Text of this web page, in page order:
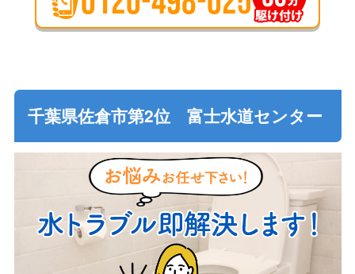
千葉県佐倉市第2位 富士水道センター